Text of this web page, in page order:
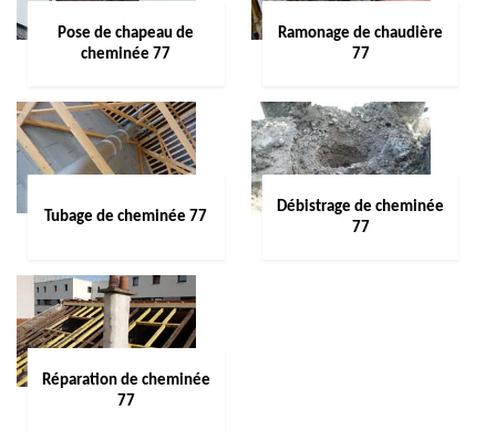
Pose de chapeau de
cheminée 77
Ramonage de chaudière
77
Tubage de cheminée 77
Débistrage de cheminée
77
Réparation de cheminée
77